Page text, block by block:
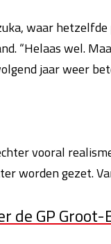
waar
“Helaas wel.
jaar weer
vooral
worden gezet.
de GP